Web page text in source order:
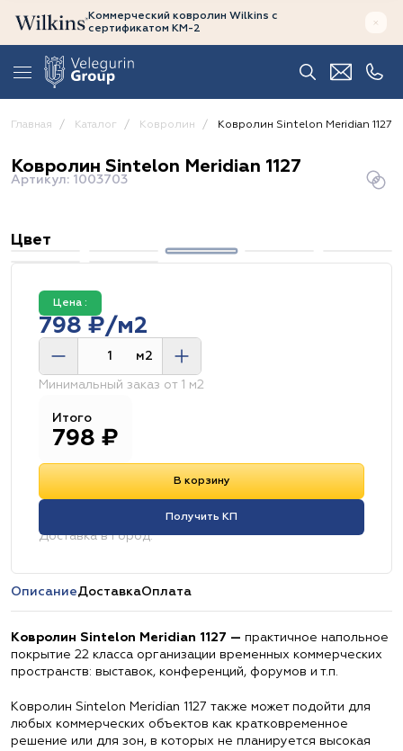
Коммерческий ковролин Wilkins с
сертификатом КМ-2
Главная Каталог Ковролин Ковролин Sintelon Meridian 1127
Ковролин Sintelon Meridian 1127
Артикул: 1003703
Цвет
Цена :
798 ₽/м2
м2
Минимальный заказ от 1 м2
Итого
798 ₽
В корзину
Получить КП
Доставка в город:
ОписаниеДоставкаОплата
Ковролин Sintelon Meridian 1127 — практичное напольное
покрытие 22 класса организации временных коммерческих
пространств: выставок, конференций, форумов и т.п.
Ковролин Sintelon Meridian 1127 также может подойти для
любых коммерческих объектов как кратковременное
решение или для зон, в которых не планируется высокая